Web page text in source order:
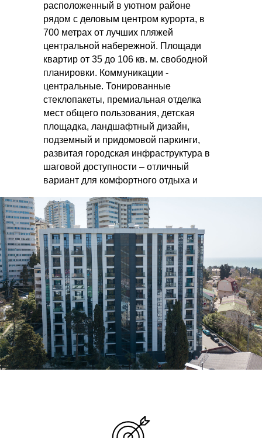
расположенный в уютном районе
рядом с деловым центром курорта, в
700 метрах от лучших пляжей
центральной набережной. Площади
квартир от 35 до 106 кв. м. свободной
планировки. Коммуникации -
центральные. Тонированные
стеклопакеты, премиальная отделка
мест общего пользования, детская
площадка, ландшафтный дизайн,
подземный и придомовой паркинги,
развитая городская инфраструктура в
шаговой доступности – отличный
вариант для комфортного отдыха и
инвестиционного дохода. Регистрация
в Росреестре. Статус - квартира.
Рассрочка!